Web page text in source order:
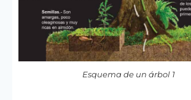
Esquema de un árbol 1